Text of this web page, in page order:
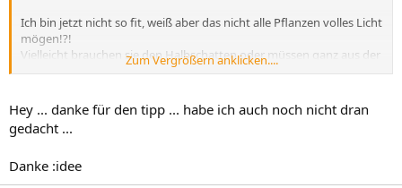
Ich bin jetzt nicht so fit, weiß aber das nicht alle Pflanzen volles Licht
mögen!?!
Vielleicht brauchen sie den Halbschatten oder müssen ganz aus der
Sonne oder oder oder!
Gruß uschi :winken:
Zum Vergrößern anklicken....
Hey ... danke für den tipp ... habe ich auch noch nicht dran
gedacht ...
Danke :idee